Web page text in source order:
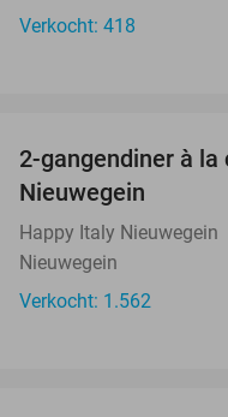
Verkocht: 418
2-gangendiner à
Nieuwegein
Happy Italy Nieuwegein
Nieuwegein
Verkocht: 1.562